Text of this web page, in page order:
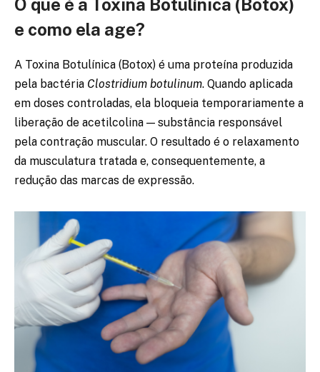
O que é a Toxina Botulínica (Botox)
e como ela age?
A Toxina Botulínica (Botox) é uma proteína produzida
pela bactéria Clostridium botulinum. Quando aplicada
em doses controladas, ela bloqueia temporariamente a
liberação de acetilcolina — substância responsável
pela contração muscular. O resultado é o relaxamento
da musculatura tratada e, consequentemente, a
redução das marcas de expressão.